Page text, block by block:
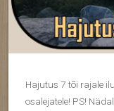
Hajutus 7 tõi rajale
osalejatele! PS!